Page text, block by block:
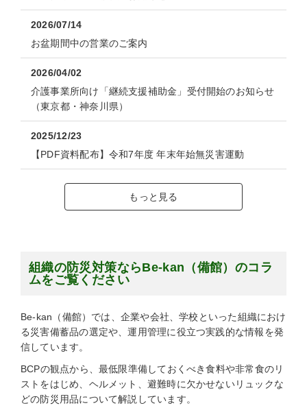
2026/07/14
お盆期間中の営業のご案内
2026/04/02
介護事業所向け「継続支援補助金」受付開始のお知らせ
（東京都・神奈川県）
2025/12/23
【PDF資料配布】令和7年度 年末年始無災害運動
もっと見る
組織の防災対策ならBe-kan（備館）のコラ
ムをご覧ください
Be-kan（備館）では、企業や会社、学校といった組織におけ
る災害備蓄品の選定や、運用管理に役立つ実践的な情報を発
信しています。
BCPの観点から、最低限準備しておくべき食料や非常食のリ
ストをはじめ、ヘルメット、避難時に欠かせないリュックな
どの防災用品について解説しています。